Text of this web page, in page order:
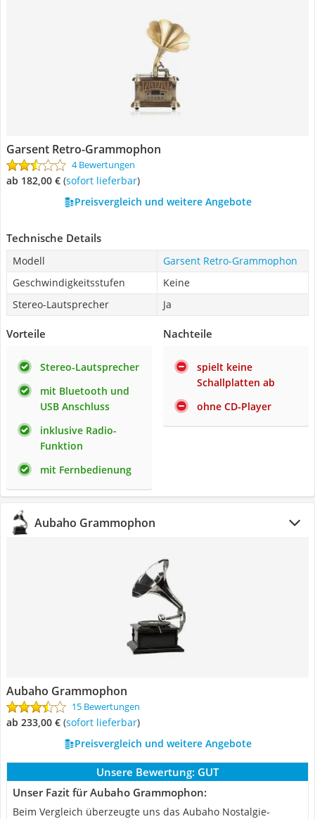
Garsent Retro-Grammophon
4 Bewertungen
ab 182,00 € ( Sofort lieferbar)
Preisvergleich und weitere Angebote
Technische Details
Modell
Garsent Retro-Grammophon
Geschwindigkeitsstufen
Keine
Stereo-Lautsprecher
Ja
Vorteile
Stereo-Lautsprecher
mit Bluetooth und
USB Anschluss
inklusive Radio-
Funktion
mit Fernbedienung
Nachteile
spielt keine
Schallplatten ab
ohne CD-Player
Aubaho Grammophon
Aubaho Grammophon
15 Bewertungen
ab 233,00 € ( Sofort lieferbar)
Preisvergleich und weitere Angebote
Unsere Bewertung: GUT
Unser Fazit für Aubaho Grammophon:
Beim Vergleich überzeugte uns das Aubaho Nostalgie-